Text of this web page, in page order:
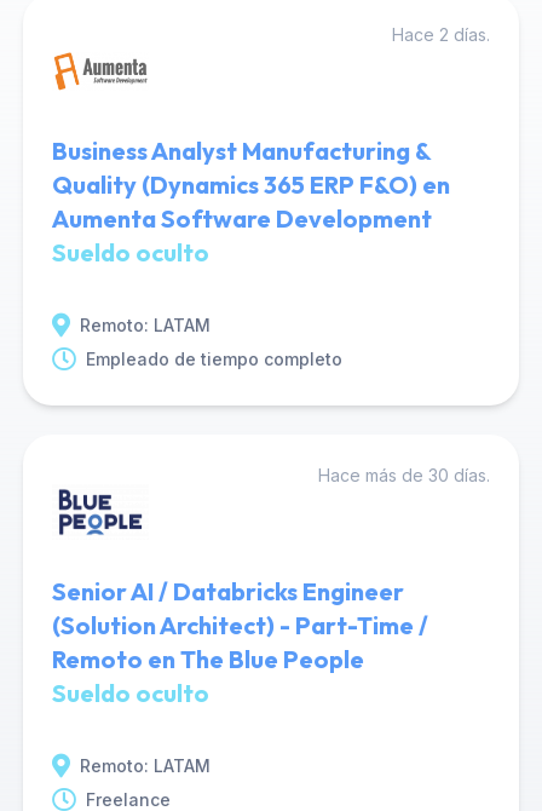
Hace 2 días.
Business Analyst Manufacturing &
Quality (Dynamics 365 ERP F&O) en
Aumenta Software Development
Sueldo oculto
Remoto: LATAM
Empleado de tiempo completo
Hace más de 30 días.
Senior AI / Databricks Engineer
(Solution Architect) - Part-Time /
Remoto en The Blue People
Sueldo oculto
Remoto: LATAM
Freelance